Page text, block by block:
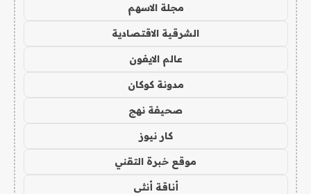
مجلة الاسهم
الشرقية الاقتصادية
عالم الايفون
مدونة كوكان
صحيفة نهج
كار نيوز
موقع خبرة التقني
أناقة أنثى